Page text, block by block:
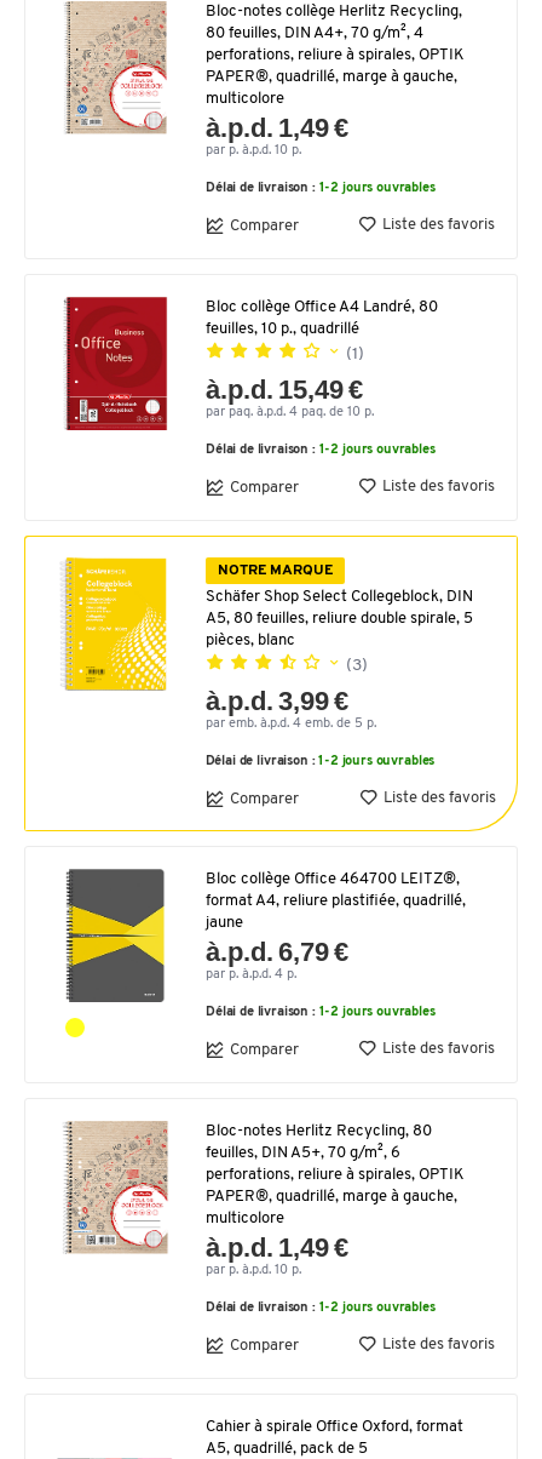
Bloc-notes collège Herlitz Recycling,
80 feuilles, DIN A4+, 70 g/m², 4
perforations, reliure à spirales, OPTIK
PAPER®, quadrillé, marge à gauche,
multicolore
à.p.d. 1,49 €
par p. à.p.d. 10 p.
Délai de livraison : 1-2 jours ouvrables
Comparer Liste des favoris
Bloc collège Office A4 Landré, 80
feuilles, 10 p., quadrillé
(1)
à.p.d. 15,49 €
par paq. à.p.d. 4 paq. de 10 p.
Délai de livraison : 1-2 jours ouvrables
Comparer Liste des favoris
NOTRE MARQUE
Schäfer Shop Select Collegeblock, DIN
A5, 80 feuilles, reliure double spirale, 5
pièces, blanc
(3)
à.p.d. 3,99 €
par emb. à.p.d. 4 emb. de 5 p.
Délai de livraison :1-2 jours ouvrables
Comparer Liste des favoris
Bloc collège Office 464700 LEITZ®,
format A4, reliure plastifiée, quadrillé,
jaune
à.p.d. 6,79 €
par p. à.p.d. 4 p.
Délai de livraison : 1-2 jours ouvrables
Comparer Liste des favoris
Bloc-notes Herlitz Recycling, 80
feuilles, DIN A5+, 70 g/m², 6
perforations, reliure à spirales, OPTIK
PAPER®, quadrillé, marge à gauche,
multicolore
à.p.d. 1,49 €
par p. à.p.d. 10 p.
Délai de livraison : 1-2 jours ouvrables
Comparer Liste des favoris
Cahier à spirale Office Oxford, format
A5, quadrillé, pack de 5